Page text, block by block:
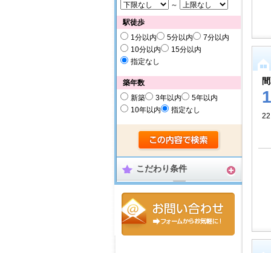
～
駅徒歩
1分以内
5分以内
7分以内
10分以内
15分以内
指定なし
築年数
新築
3年以内
5年以内
10年以内
指定なし
こだわり条件